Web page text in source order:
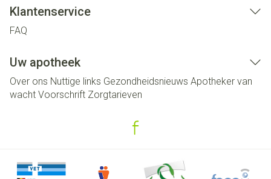
Klantenservice
FAQ
Uw apotheek
Over ons Nuttige links Gezondheidsnieuws Apotheker van
wacht Voorschrift Zorgtarieven